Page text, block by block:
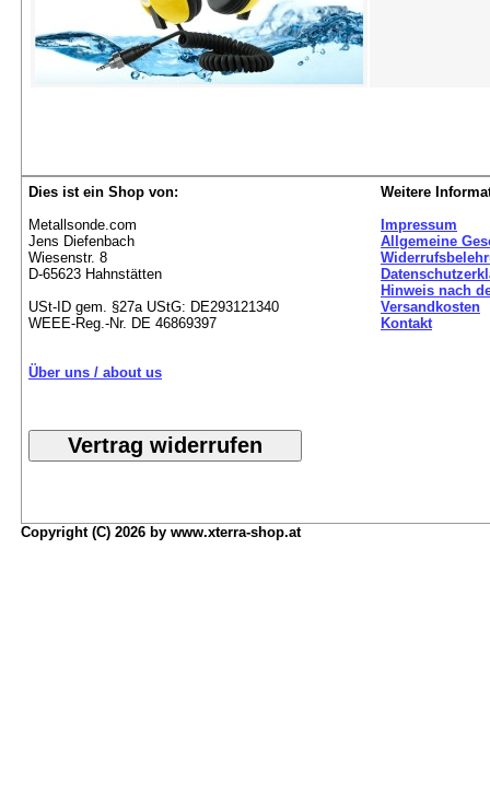
Dies ist ein Shop von:
Metallsonde.com
Jens Diefenbach
Wiesenstr. 8
D-65623 Hahnstätten
USt-ID gem. §27a UStG: DE293121340
WEEE-Reg.-Nr. DE 46869397
Über uns / about us
Weitere
Impressum
Allgemeine
Hinweis nach
Versandkosten
Kontakt
Copyright (C) 2026 by www.xterra-shop.at